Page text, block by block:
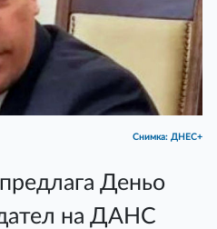
Снимка: ДНЕС+
Деньо
на ДАНС